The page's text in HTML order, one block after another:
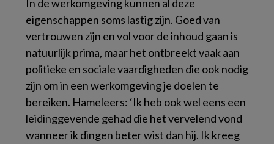
In de werkomgeving kunnen al deze
eigenschappen soms lastig zijn. Goed van
vertrouwen zijn en vol voor de inhoud gaan is
natuurlijk prima, maar het ontbreekt vaak aan
politieke en sociale vaardigheden die ook nodig
zijn om in een werkomgeving je doelen te
bereiken. Hameleers: ‘Ik heb ook wel eens een
leidinggevende gehad die het vervelend vond
wanneer ik dingen beter wist dan hij. Ik kreeg